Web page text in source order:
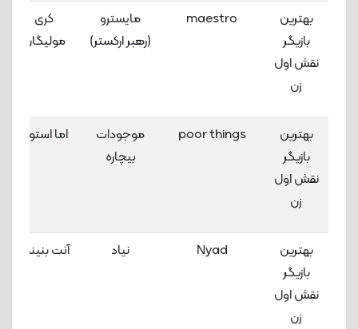
بهترین
بازیگر
نقش اول
زن
maestro
مایسترو
(رهبر ارکستر)
کری
مولیگان
بهترین
بازیگر
نقش اول
زن
poor things
موجودات
بیچاره
اما استون
بهترین
بازیگر
نقش اول
زن
Nyad نیاد آنت بنینگ